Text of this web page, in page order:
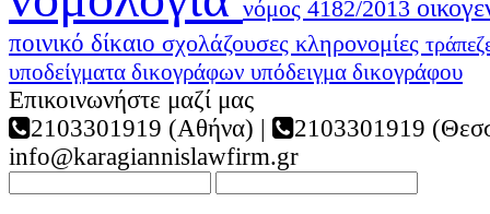
νόμος 4182/2013
ποινικό δίκαιο σχολάζουσες κληρονομίες
υποδείγματα δικογράφων υπόδειγμα δικογράφου
Επικοινωνήστε μαζί μας
2103301919 (Αθήνα) |
2103301919
info@karagiannislawfirm.gr